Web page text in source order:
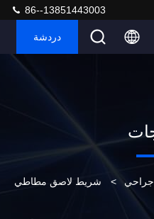
86--13851443003
دردشة
> شريط لاصق مطاطي